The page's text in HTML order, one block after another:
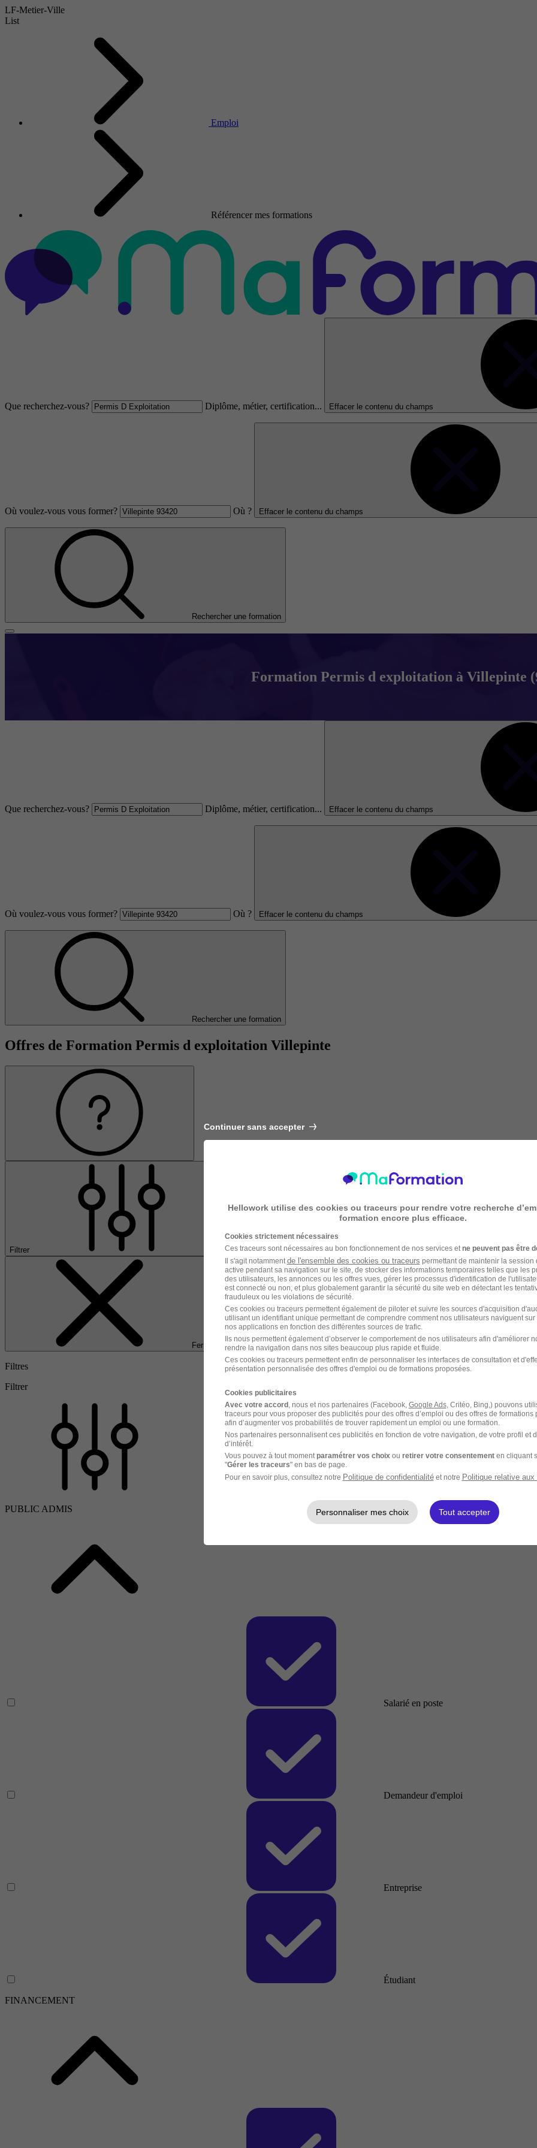
LF-Metier-Ville
List
Emploi
Référencer mes formations
Que recherchez-vous? Diplôme, métier, certification... Effacer le contenu du champs
Où voulez-vous vous former? Où ? Effacer le contenu du champs
Rechercher une formation
Formation Permis d exploitation à Villepinte
Que recherchez-vous? Diplôme, métier, certification... Effacer le contenu du champs
Où voulez-vous vous former? Où ? Effacer le contenu du champs
Rechercher une formation
Offres de Formation Permis d exploitation Villepinte
Filtrer
Fermer
Filtres
Filtrer
PUBLIC ADMIS
Salarié en poste
Demandeur d'emploi
Entreprise
Étudiant
FINANCEMENT
Continuer sans accepter
Hellowork utilise des cookies ou traceurs pour rendre votre recherche
formation encore plus efficace.
Cookies strictement nécessaires
Ces traceurs sont nécessaires au bon fonctionnement de nos services et ne peuvent pas être
Il s'agit notamment de l'ensemble des cookies ou traceurs permettant de maintenir la session
active pendant sa navigation sur le site, de stocker des informations temporaires telles que les
des utilisateurs, les annonces ou les offres vues, gérer les processus d'identification de
est connecté ou non, et plus globalement garantir la sécurité du site web en détectant les
frauduleux ou les violations de sécurité.
Ces cookies ou traceurs permettent également de piloter et suivre les sources d'acquisition
utilisant un identifiant unique permettant de comprendre comment nos utilisateurs naviguent sur
nos applications en fonction des différentes sources de trafic.
Ils nous permettent également d’observer le comportement de nos utilisateurs afin d'améliorer
rendre la navigation dans nos sites beaucoup plus rapide et fluide.
Ces cookies ou traceurs permettent enfin de personnaliser les interfaces de consultation et
présentation personnalisée des offres d'emploi ou de formations proposées.
Cookies publicitaires
Avec votre accord, nous et nos partenaires (Facebook, Google Ads, Critéo, Bing,) pouvons
traceurs pour vous proposer des publicités pour des offres d’emploi ou des offres de formations
afin d’augmenter vos probabilités de trouver rapidement un emploi ou une formation.
Nos partenaires personnalisent ces publicités en fonction de votre navigation, de votre profil et
d’intérêt.
Vous pouvez à tout moment paramétrer vos choix ou retirer votre consentementen cliquant
"Gérer les traceurs" en bas de page.
Pour en savoir plus, consultez notre Politique de confidentialitéet notre Politique relative aux
Personnaliser mes choix Tout accepter